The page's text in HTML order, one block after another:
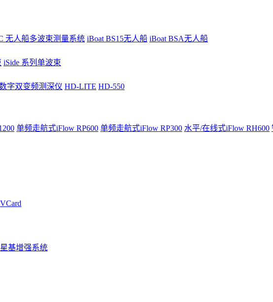
无人船多波束测量系统 iBoat BS15无人船 iBoat BSA无人船
iSide 系列单波束
字双变频测深仪 HD-LITE HD-550
单频走航式iFlow RP600 单频走航式iFlow RP300 水平/在线式iFlow RH600
VCard
星基增强系统